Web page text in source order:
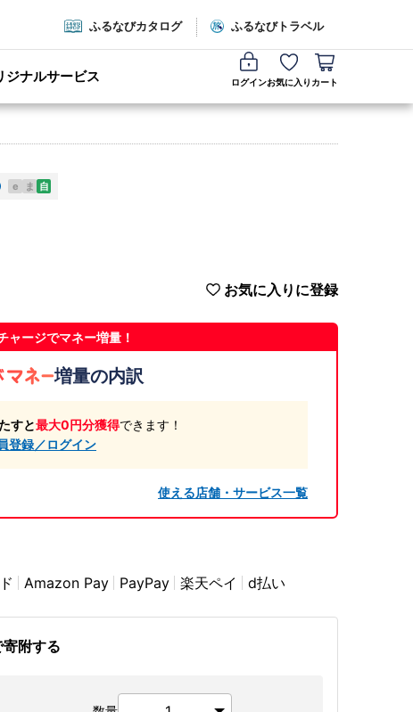
ふるなびカタログ ふるなびトラベル
ジナルサービス ログインお気に入り カート
e ま 自
お気に入りに登録
ャージでマネー増量！
増量の内訳
すと最大0円分獲得できます！
登録／ログイン
使える店舗・サービス一覧
Amazon Pay PayPay 楽天ペイ d払い
附する